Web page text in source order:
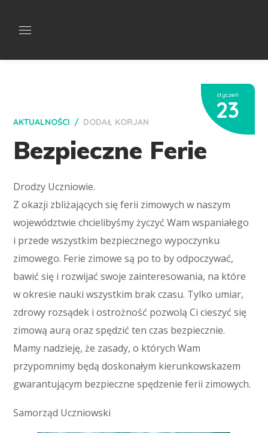
styczeń
23
AKTUALNOŚCI DODAŁ KORJAN
Bezpieczne Ferie
Drodzy Uczniowie.
Z okazji zbliżających się ferii zimowych w naszym
województwie chcielibyśmy życzyć Wam wspaniałego
i przede wszystkim bezpiecznego wypoczynku
zimowego. Ferie zimowe są po to by odpoczywać,
bawić się i rozwijać swoje zainteresowania, na które
w okresie nauki wszystkim brak czasu. Tylko umiar,
zdrowy rozsądek i ostrożność pozwolą Ci cieszyć się
zimową aurą oraz spędzić ten czas bezpiecznie.
Mamy nadzieję, że zasady, o których Wam
przypomnimy będą doskonałym kierunkowskazem
gwarantującym bezpieczne spędzenie ferii zimowych.
Samorząd Uczniowski